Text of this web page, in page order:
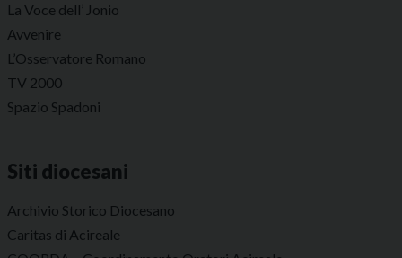
La Voce dell’ Jonio
Avvenire
L’Osservatore Romano
TV 2000
Spazio Spadoni
Siti diocesani
Archivio Storico Diocesano
Caritas di Acireale